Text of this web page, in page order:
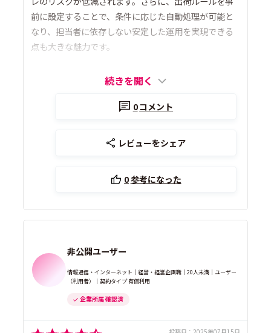
前に設定することで、条件に応じた自動処理が可能と
なり、担当者に依存しない安定した運用を実現できる
点も大きな魅力です。
続きを開く
0コメント
レビューをシェア
0参考になった
非公開ユーザー
情報通信・インターネット｜経営・経営企画職｜20人未満｜ユーザー
（利用者）｜契約タイプ 有償利用
企業所属 確認済